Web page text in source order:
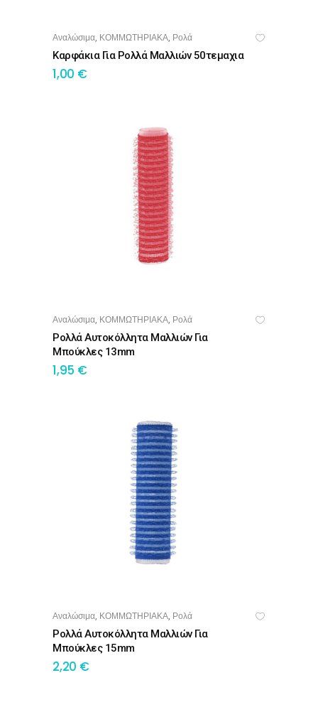
ΠΡΟΣΘΉΚΗ ΣΤΟ ΚΑΛΆΘΙ
Αναλώσιμα, ΚΟΜΜΩΤΗΡΙΑΚΑ, Ρολά
Καρφάκια Για Ρολλά Μαλλιών 50τεμαχια
1,00 €
ΠΡΟΣΘΉΚΗ ΣΤΟ ΚΑΛΆΘΙ
Αναλώσιμα, ΚΟΜΜΩΤΗΡΙΑΚΑ, Ρολά
Ρολλά Αυτοκόλλητα Μαλλιών Για
Μπούκλες 13mm
1,95 €
ΠΡΟΣΘΉΚΗ ΣΤΟ ΚΑΛΆΘΙ
Αναλώσιμα, ΚΟΜΜΩΤΗΡΙΑΚΑ, Ρολά
Ρολλά Αυτοκόλλητα Μαλλιών Για
Μπούκλες 15mm
2,20 €